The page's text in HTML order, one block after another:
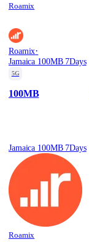
Roamix
Roamix·
Jamaica 100MB 7Days
5G
100MB
Jamaica 100MB 7Days
Roamix